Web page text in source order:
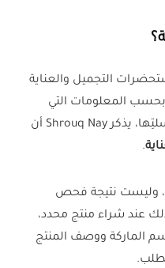
التجميل والعناية
المعلومات التي
يعرضها المتجر في الصفحة التي أرسلتِها، يذكر Shrouq Nay أن
.
وليست نتيجة فحص
عند شراء منتج محدد،
الماركة ووصف المنتج